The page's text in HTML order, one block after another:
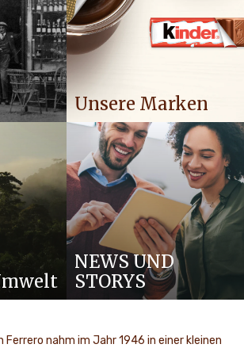
Unsere Marken
NEWS UND
STORYS
Ferrero nahm im Jahr 1946 in einer kleinen